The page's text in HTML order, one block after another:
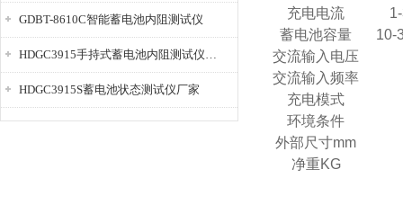
GDBT-8610C智能蓄电池内阻测试仪
HDGC3915手持式蓄电池内阻测试仪厂家
HDGC3915S蓄电池状态测试仪厂家
充电电流
蓄电池容量
10-
交流输入电压
交流输入频率
充电模式
环境条件
外部尺寸mm
净重KG